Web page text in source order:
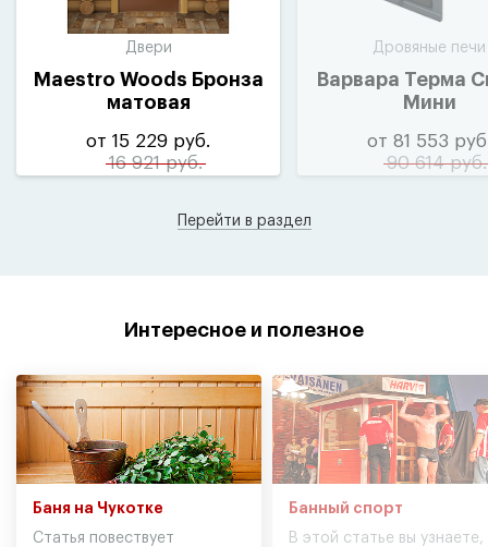
Двери
Maestro Woods Бронза
матовая
от 15 229 руб.
16 921 руб.
Дровяные печи
Варвара Терма
Мини
от 81 553
90 614 руб.
Перейти в раздел
Интересное и полезное
Баня на Чукотке
Статья повествует
Банный спорт
В этой статье вы узнаете,